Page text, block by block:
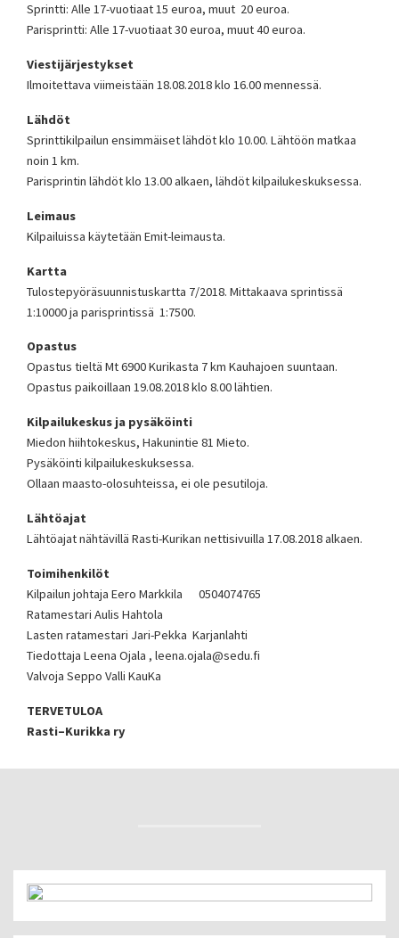
Sprintti: Alle 17-vuotiaat 15 euroa, muut 20 euroa.
Parisprintti: Alle 17-vuotiaat 30 euroa, muut 40 euroa.
Viestijärjestykset
Ilmoitettava viimeistään 18.08.2018 klo 16.00 mennessä.
Lähdöt
Sprinttikilpailun ensimmäiset lähdöt klo 10.00. Lähtöön matkaa
noin 1 km.
Parisprintin lähdöt klo 13.00 alkaen, lähdöt kilpailukeskuksessa.
Leimaus
Kilpailuissa käytetään Emit-leimausta.
Kartta
Tulostepyöräsuunnistuskartta 7/2018. Mittakaava sprintissä
1:10000 ja parisprintissä 1:7500.
Opastus
Opastus tieltä Mt 6900 Kurikasta 7 km Kauhajoen suuntaan.
Opastus paikoillaan 19.08.2018 klo 8.00 lähtien.
Kilpailukeskus ja pysäköinti
Miedon hiihtokeskus, Hakunintie 81 Mieto.
Pysäköinti kilpailukeskuksessa.
Ollaan maasto-olosuhteissa, ei ole pesutiloja.
Lähtöajat
Lähtöajat nähtävillä Rasti-Kurikan nettisivuilla 17.08.2018 alkaen.
Toimihenkilöt
Kilpailun johtaja Eero Markkila 0504074765
Ratamestari Aulis Hahtola
Lasten ratamestari Jari-Pekka Karjanlahti
Tiedottaja Leena Ojala , leena.ojala@sedu.fi
Valvoja Seppo Valli KauKa
TERVETULOA
Rasti–Kurikka ry